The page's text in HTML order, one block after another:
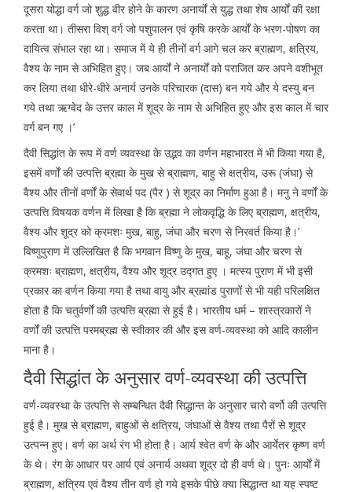
दूसरा योद्धा वर्ग जो शुद्ध वीर होने के कारण अनार्यों से युद्ध तथा शेष आर्यों की रक्षा
करता था। तीसरा विश् वर्ग जो पशुपालन एवं कृषि करके आर्यों के भरण-पोषण का
दायित्व संभाल रहा था। समाज में ये ही तीनों वर्ग आगे चल कर ब्राह्मण, क्षत्रिय,
वैश्य के नाम से अभिहित हुए। जब आर्यों ने अनार्यों को पराजित कर अपने वशीभूत
कर लिया तथा धीरे-धीरे अनार्य उनके परिचारक (दास) बन गये और ये दस्यु बन
गये तथा ऋग्वेद के उत्तर काल में शूद्र के नाम से अभिहित हुए और इस काल में चार
वर्ग बन गए ।’
दैवी सिद्धांत के रूप में वर्ण व्यवस्था के उद्भव का वर्णन महाभारत में भी किया गया है,
इसमें वर्णों की उत्पत्ति ब्रह्मा के मुख से ब्राह्मण, बाहु से क्षत्रीय, उरू (जंघा) से
वैश्य और तीनों वर्णों के सेवार्थ पद (पैर ) से शूद्र का निर्माण हुआ है। मनु ने वर्णों के
उत्पत्ति विषयक वर्णन में लिखा है कि ब्रह्मा ने लोकवृद्धि के लिए ब्राह्मण, क्षत्रीय,
वैश्य और शूद्र को क्रमशः मुख, बाहु, जंघा और चरण से निरवर्त किया है।’
विष्णुपुराण में उल्लिखित है कि भगवान विष्णु के मुख, बाहू, जंघा और चरण से
क्रमशः ब्राह्मण, क्षत्रीय, वैश्य और शूद्र उद्गत हुए । मत्स्य पुराण में भी इसी
प्रकार का वर्णन किया गया है तथा वायु और ब्रह्मांड पुराणों से भी यही परिलक्षित
होता है कि चतुर्वर्णों की उत्पत्ति ब्रह्मा से हुई है। भारतीय धर्म – शास्त्रकारों ने
वर्णों की उत्पत्ति परमब्रह्म से स्वीकार की और इस वर्ण-व्यवस्था को आदि कालीन
माना है।
दैवी सिद्धांत के अनुसार वर्ण-व्यवस्था की उत्पत्ति
वर्ण-व्यवस्था के उत्पत्ति से सम्बन्धित दैवी सिद्धान्त के अनुसार चारो वर्णो की उत्पत्ति
हुई है। मुख से ब्राह्मण, बाहुओं से क्षत्रिय, जंघाओं से वैश्य तथा पैरों से शूद्र
उत्पन्न हुए। वर्ण का अर्थ रंग भी होता है। आर्य श्वेत वर्ण के और आर्येतर कृष्ण वर्ण
के थे। रंग के आधार पर आर्य एवं अनार्य अथवा शूद्र दो ही वर्ण थे। पुनः आर्यों में
ब्राह्मण, क्षत्रिय एवं वैश्य तीन वर्ण हो गये इसके पीछे क्या सिद्धान्त था यह स्पष्ट